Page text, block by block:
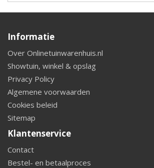
Informatie
Over Onlinetuinwarenhuis.nl
Showtuin, winkel & opslag
Privacy Policy
Algemene voorwaarden
Cookies beleid
Sitemap
Klantenservice
Contact
Bestel- en betaalproces